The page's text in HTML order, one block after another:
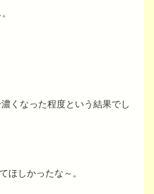
くなった程度という結果でし
ほしかったな～。